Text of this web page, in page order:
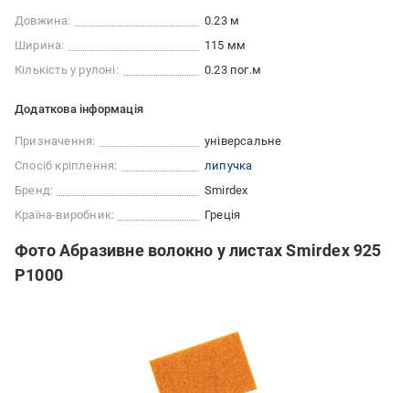
Довжина:
0.23 м
Ширина:
115 мм
Кількість у рулоні:
0.23 пог.м
Додаткова інформація
Призначення:
універсальне
Спосіб кріплення:
липучка
Бренд:
Smirdex
Країна-виробник:
Греція
Фото Абразивне волокно у листах Smirdex 925
P1000